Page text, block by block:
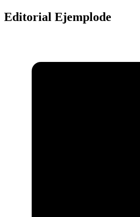
Editorial Ejemplode